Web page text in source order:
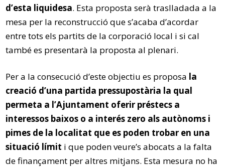
d’esta liquidesa. Esta proposta serà traslladada a la
mesa per la reconstrucció que s’acaba d’acordar
entre tots els partits de la corporació local i si cal
també es presentarà la proposta al plenari.
Per a la consecució d’este objectiu es proposa la
creació d’una partida pressupostària la qual
permeta a l’Ajuntament oferir préstecs a
interessos baixos o a interés zero als autònoms i
pimes de la localitat que es poden trobar en una
situació límit i que poden veure’s abocats a la falta
de finançament per altres mitjans. Esta mesura no ha